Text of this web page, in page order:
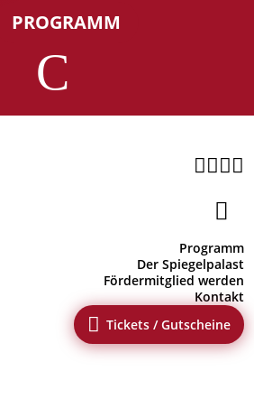
PROGRAMM
C


Programm
Der Spiegelpalast
Fördermitglied werden
Kontakt
 Tickets / Gutscheine